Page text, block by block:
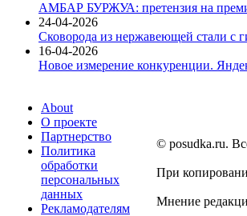
АМБАР БУРЖУА: претензия на
24-04-2026
Сковорода из нержавеющей стали с
16-04-2026
Новое измерение конкуренции.
About
О проекте
Партнерство
Политика
обработки
персональных
данных
Рекламодателям
© posudka.ru.
При
Мнение